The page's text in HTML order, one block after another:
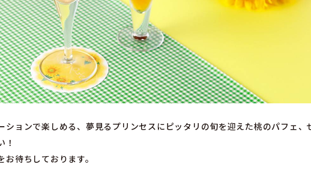
ションで楽しめる、夢見るプリンセスにピッタリの旬を迎えた桃のパフェ、
！
お待ちしております。